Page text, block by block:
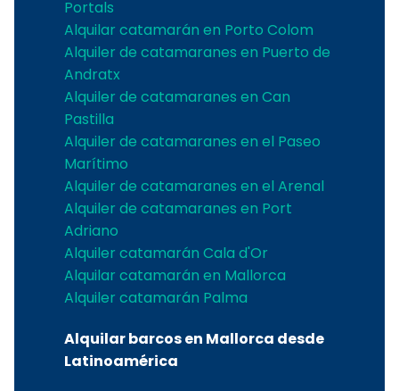
Portals
Alquilar catamarán en Porto Colom
Alquiler de catamaranes en Puerto de
Andratx
Alquiler de catamaranes en Can
Pastilla
Alquiler de catamaranes en el Paseo
Marítimo
Alquiler de catamaranes en el Arenal
Alquiler de catamaranes en Port
Adriano
Alquiler catamarán Cala d'Or
Alquilar catamarán en Mallorca
Alquiler catamarán Palma
Alquilar barcos en Mallorca desde
Latinoamérica